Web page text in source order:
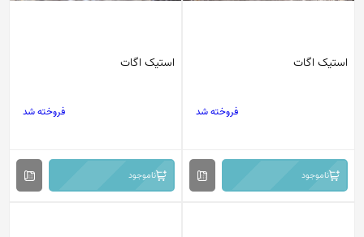
استیک اگات
فروخته شد
ناموجود
استیک اگات
فروخته شد
ناموجود